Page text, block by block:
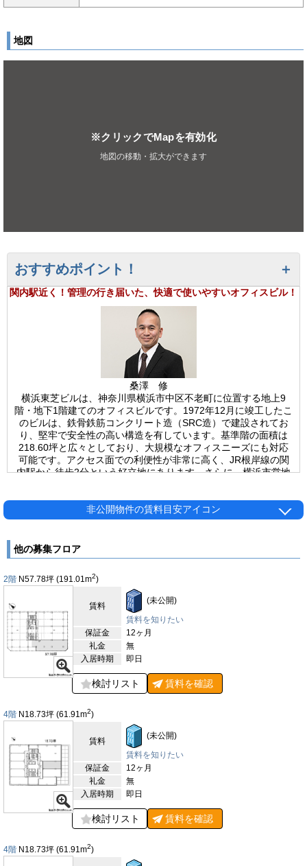
地図
※クリックでMapを有効化
地図の移動・拡大ができます
おすすめポイント！
関内駅近く！管理の行き届いた、快適で使いやすいオフィスビル！
桑澤 修
横浜東芝ビルは、神奈川県横浜市中区不老町に位置する地上9
階・地下1階建てのオフィスビルです。1972年12月に竣工したこ
のビルは、鉄骨鉄筋コンクリート造（SRC造）で建設されてお
り、堅牢で安全性の高い構造を有しています。基準階の面積は
218.60坪と広々としており、大規模なオフィスニーズにも対応
可能です。アクセス面での利便性が非常に高く、JR根岸線の関
内駅から徒歩2分という好立地にあります。さらに、横浜市営地
点も大きな魅力です。このため、通勤の利便性はもちろん、取引
先とのアクセスや来客対応にも優れた条件です。設備面も充実し
適です。また、敷地内には32台分の駐車場が完備されていま
す。光回線が導入されており、高速インターネット環境が整備さ
リティには機械式システムと有人管理が採用されており、安全性
と安心感を高めています。また、24時間利用が可能で、柔軟な
働き方をサポートします。室内環境も快適で、OAフロア仕様の
床が採用されており、配線やレイアウト変更が容易に行えます。
空調は個別制御が可能で、季節や人数に応じた効率的な温度管理
が可能です。天井高は2,400mmで、開放感のある快適な空間を
提供します。トイレは室外に設置されており、男女別仕様となっ
ているため、利便性とプライバシーを両立しています。
【周辺ガイド】
感じられるエリアであり、横浜スタジアムや横浜公園といった緑
豊かなスポットが徒歩圏内にあります。これらの施設は、昼休み
や仕事終わりのリフレッシュ、あるいは来客時の案内にも活用で
き、働く人々にとって快適な環境を提供します。また、関内駅周
辺には横浜中華街やみなとみらい地区へのアクセスも良好で、観
光やレクリエーションを楽しむことができるエリアです。飲食店
やカフェも充実しており、ビジネスランチや仕事後の会食、軽い
打ち合わせなど、多彩なニーズに対応できる環境が整っていま
す。伊勢佐木モールや関内大通り沿いには、気軽に利用できる飲
食店から本格的なレストランまで、多種多様な店舗が点在してお
ラッグストア、クリニックといった生活利便施設も周辺に揃って
非公開物件の賃料目安アイコン
他の募集フロア
2階 N57.78坪 (191.01m2)
賃料
(未公開)
賃料を知りたい
保証金
12ヶ月
礼金
無
入居時期
即日
検討リスト 賃料を確認
4階 N18.73坪 (61.91m2)
賃料
(未公開)
賃料を知りたい
保証金
12ヶ月
礼金
無
入居時期
即日
検討リスト 賃料を確認
4階 N18.73坪 (61.91m2)